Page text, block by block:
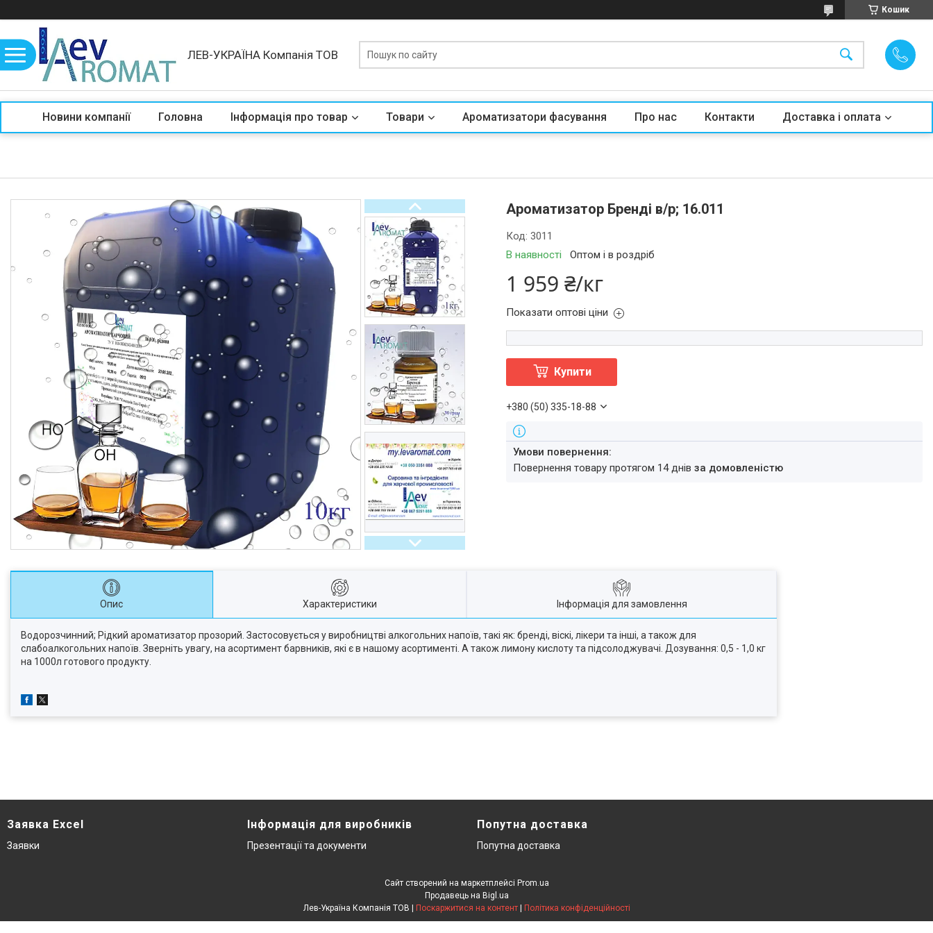
Кошик
ЛЕВ-УКРАЇНА Компанія ТОВ
Новини компанії Головна Інформація про товар Товари Ароматизатори фасування Про нас Контакти Доставка і оплата
Ароматизатор Бренді в/р; 16.011
В наявності Оптом і в роздріб
Код:3011
1 959 ₴/кг
Показати оптові ціни
Купити
+380 (50) 335-18-88
повернення товару протягом 14 днівза домовленістю
Опис Характеристики Інформація для замовлення
Водорозчинний; Рідкий ароматизатор прозорий. Застосовується у виробництві алкогольних напоїв, такі як: бренді, віскі, лікери та інші, а також для
слабоалкогольних напоїв. Зверніть увагу, на асортимент барвників, які є в нашому асортименті. А також лимону кислоту та підсолоджувачі. Дозування: 0,5 - 1,0 кг
на 1000л готового продукту.
Заявка Excel
Заявки
Інформація для виробників
Презентації та документи
Попутна доставка
Попутна доставка
Сайт створений на маркетплейсі Prom.ua
Продавець на Bigl.ua
Поскаржитися на контент Політика конфіденційності